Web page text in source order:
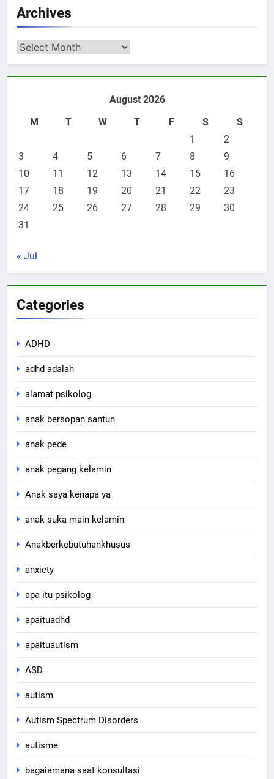
Archives
Archives
August 2026
M
T W T F S
S
1
2
3
4 5 6 7 8
9
10
11 12 13 14 15
16
17
18 19 20 21 22
23
24
25 26 27 28 29
30
31
« Jul
Categories
ADHD
adhd adalah
alamat psikolog
anak bersopan santun
anak pede
anak pegang kelamin
Anak saya kenapa ya
anak suka main kelamin
Anakberkebutuhankhusus
anxiety
apa itu psikolog
apaituadhd
apaituautism
ASD
autism
Autism Spectrum Disorders
autisme
bagaiamana saat konsultasi